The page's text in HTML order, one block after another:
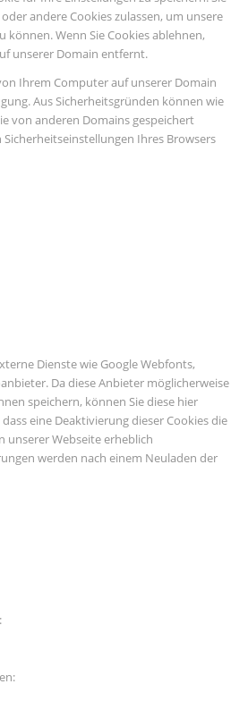
andere Cookies zulassen, um unsere
Wenn Sie Cookies ablehnen,
unserer Domain entfernt.
Ihrem Computer auf unserer Domain
Aus Sicherheitsgründen können wie
von anderen Domains gespeichert
Ihres Browsers
Dienste wie Google Webfonts,
Da diese Anbieter möglicherweise
speichern, können Sie diese hier
eine Deaktivierung dieser Cookies die
unserer Webseite erheblich
werden nach einem Neuladen der